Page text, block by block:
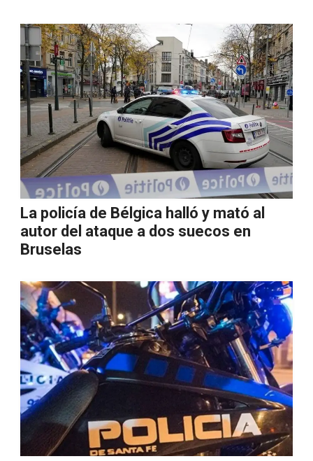
La policía de Bélgica halló y mató al
autor del ataque a dos suecos en
Bruselas